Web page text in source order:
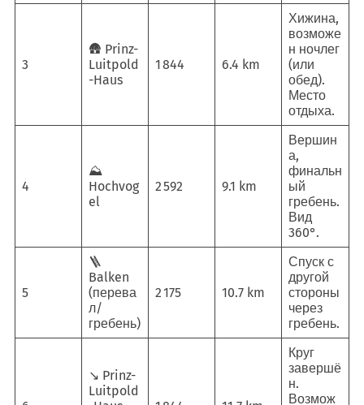
3
🛖 Prinz-
Luitpold
-Haus
1 844 6.4 km
Хижина,
возможе
н ночлег
(или
обед).
Место
отдыха.
4
⛰️
Hochvog
el
2 592 9.1 km
Вершин
а,
финальн
ый
гребень.
Вид
360°.
5
🪜
Balken
(перева
л/
гребень)
2 175 10.7 km
Спуск с
другой
стороны
через
гребень.
↘️ Prinz-
Luitpold
Круг
завершё
н.
Возмож